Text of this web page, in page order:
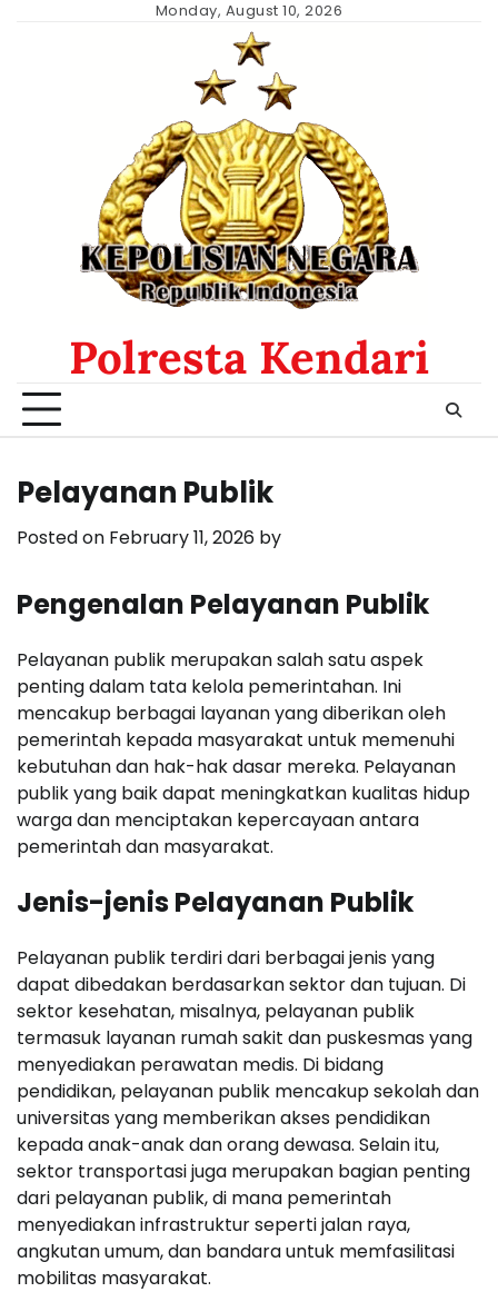
Monday, August 10, 2026
Polresta Kendari
Pelayanan Publik
Posted on February 11, 2026 by
Pengenalan Pelayanan Publik
Pelayanan publik merupakan salah satu aspek
penting dalam tata kelola pemerintahan. Ini
mencakup berbagai layanan yang diberikan oleh
pemerintah kepada masyarakat untuk memenuhi
kebutuhan dan hak-hak dasar mereka. Pelayanan
publik yang baik dapat meningkatkan kualitas hidup
warga dan menciptakan kepercayaan antara
pemerintah dan masyarakat.
Jenis-jenis Pelayanan Publik
Pelayanan publik terdiri dari berbagai jenis yang
dapat dibedakan berdasarkan sektor dan tujuan. Di
sektor kesehatan, misalnya, pelayanan publik
termasuk layanan rumah sakit dan puskesmas yang
menyediakan perawatan medis. Di bidang
pendidikan, pelayanan publik mencakup sekolah dan
universitas yang memberikan akses pendidikan
kepada anak-anak dan orang dewasa. Selain itu,
sektor transportasi juga merupakan bagian penting
dari pelayanan publik, di mana pemerintah
menyediakan infrastruktur seperti jalan raya,
angkutan umum, dan bandara untuk memfasilitasi
mobilitas masyarakat.